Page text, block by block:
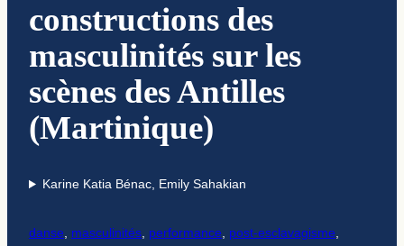
constructions des
masculinités sur les
scènes des Antilles
(Martinique)
Karine Katia Bénac, Emily Sahakian
danse masculinités performance post-esclavagisme